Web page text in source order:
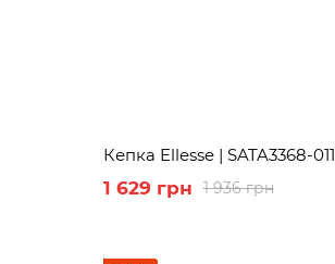
Кепка Ellesse | SATA3368-011
1 936 грн
1 629 грн